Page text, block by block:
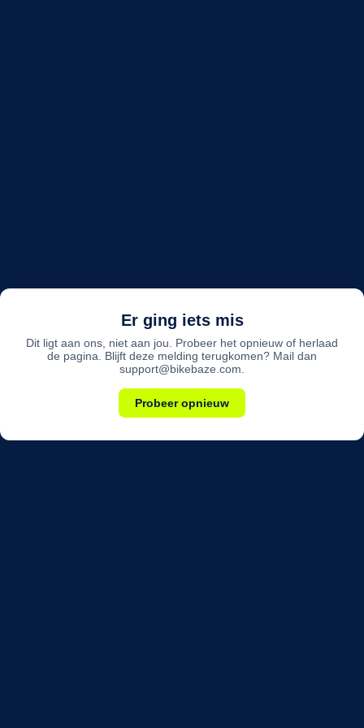
Er ging iets mis
Dit ligt aan ons, niet aan jou. Probeer het opnieuw of herlaad
de pagina. Blijft deze melding terugkomen? Mail dan
support@bikebaze.com.
Probeer opnieuw